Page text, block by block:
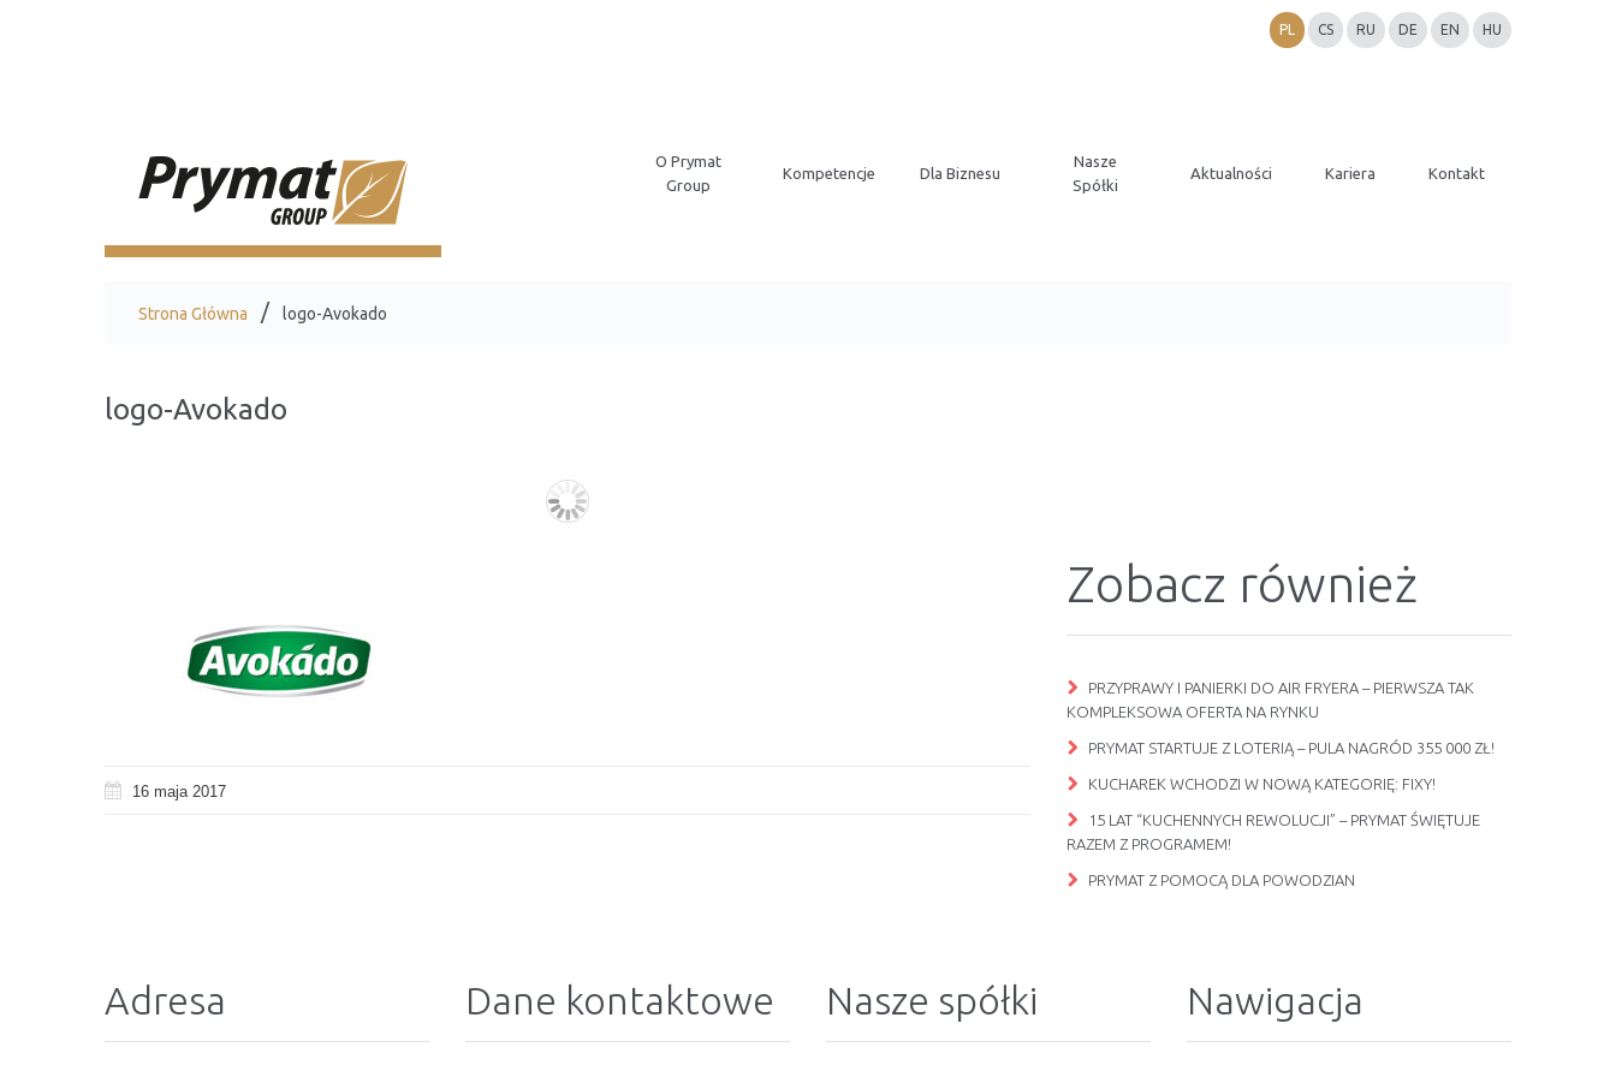
PL CS RU DE EN HU
O Prymat
Group
Kompetencje Dla Biznesu
Nasze
Spółki
Aktualności Kariera Kontakt
Strona Główna logo-Avokado
logo-Avokado
16 maja 2017
Zobacz również
PRZYPRAWY I PANIERKI DO AIR FRYERA – PIERWSZA TAK
KOMPLEKSOWA OFERTA NA RYNKU
PRYMAT STARTUJE Z LOTERIĄ – PULA NAGRÓD 355 000 ZŁ!
KUCHAREK WCHODZI W NOWĄ KATEGORIĘ: FIXY!
15 LAT “KUCHENNYCH REWOLUCJI” – PRYMAT ŚWIĘTUJE
RAZEM Z PROGRAMEM!
PRYMAT Z POMOCĄ DLA POWODZIAN
Adresa Dane kontaktowe Nasze spółki Nawigacja